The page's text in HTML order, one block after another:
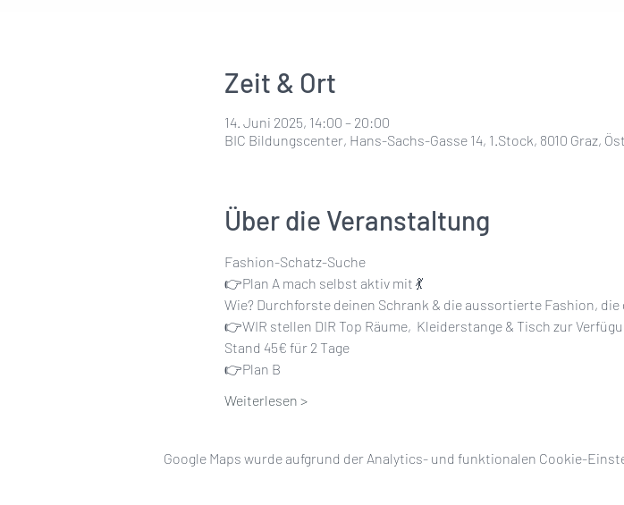
Zeit & Ort
14. Juni 2025, 14:00 – 20:00
BIC Bildungscenter, Hans-Sachs-Gasse 14, 1.Stock, 8010 Graz,
Über die Veranstaltung
Fashion-Schatz-Suche
👉Plan A mach selbst aktiv mit 💃
Wie? Durchforste deinen Schrank & die aussortierte Fashion,
👉WIR stellen DIR Top Räume,  Kleiderstange & Tisch zur
Stand 45€ für 2 Tage
👉Plan B
Weiterlesen >
Google Maps wurde aufgrund der Analytics- und funktionalen Cookie-